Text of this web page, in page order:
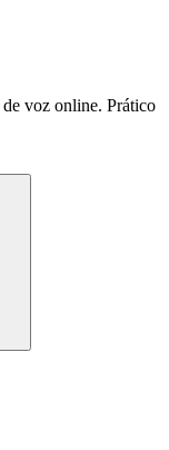
voz online. Prático